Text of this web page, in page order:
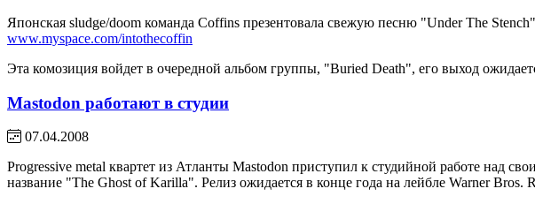
Японская sludge/doom команда Coffins презентовала свежую песню "Under The
www.myspace.com/intothecoffin
Эта комозиция войдет в очередной альбом группы, "Buried Death", его выход
Mastodon работают в студии
07.04.2008
Progressive metal квартет из Атланты Mastodon приступил к студийной работе над
название "The Ghost of Karilla". Релиз ожидается в конце года на лейбле Warner